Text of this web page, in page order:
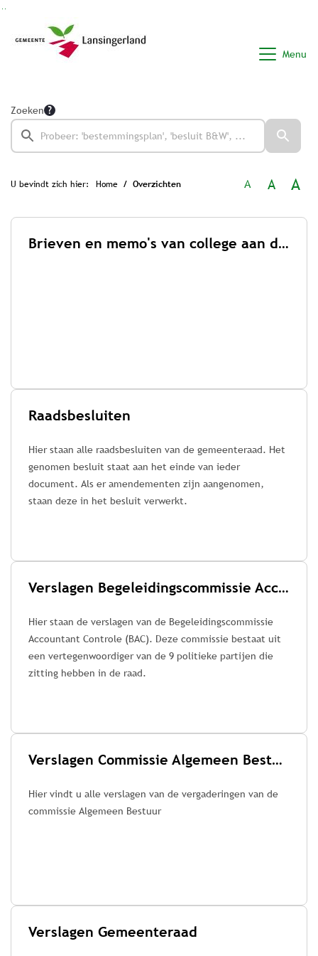
Menu
Zoeken
U bevindt zich hier: Home Overzichten A A A
Brieven en memo's van college aan de raad 2026
Raadsbesluiten
Hier staan alle raadsbesluiten van de gemeenteraad. Het
genomen besluit staat aan het einde van ieder
document. Als er amendementen zijn aangenomen,
staan deze in het besluit verwerkt.
Verslagen Begeleidingscommissie Accountant Controle (BAC)
Hier staan de verslagen van de Begeleidingscommissie
Accountant Controle (BAC). Deze commissie bestaat uit
een vertegenwoordiger van de 9 politieke partijen die
zitting hebben in de raad.
Verslagen Commissie Algemeen Bestuur
Hier vindt u alle verslagen van de vergaderingen van de
commissie Algemeen Bestuur
Verslagen Gemeenteraad